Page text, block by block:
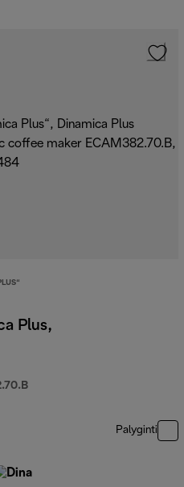
Plus,
Palyginti